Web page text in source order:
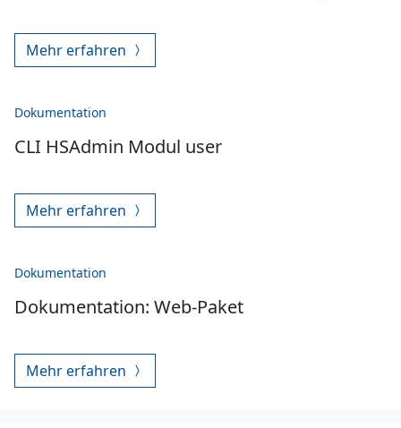
Mehr erfahren
Dokumentation
CLI HSAdmin Modul user
Mehr erfahren
Dokumentation
Dokumentation: Web-Paket
Mehr erfahren